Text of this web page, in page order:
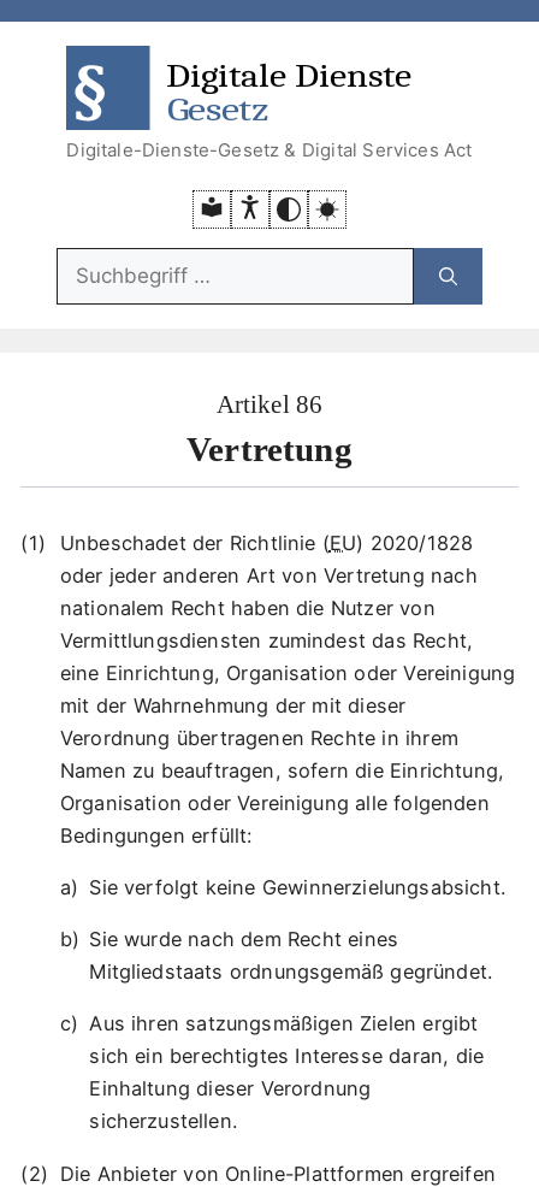
springen
springen
Digitale-Dienste-Gesetz & Digital Services Act
Suchfunktion:
Artikel 86
Vertretung
Unbeschadet der Richtlinie (EU) 2020/1828
oder jeder anderen Art von Vertretung nach
nationalem Recht haben die Nutzer von
Vermittlungsdiensten zumindest das Recht,
eine Einrichtung, Organisation oder Vereinigung
mit der Wahrnehmung der mit dieser
Verordnung übertragenen Rechte in ihrem
Namen zu beauftragen, sofern die Einrichtung,
Organisation oder Vereinigung alle folgenden
Bedingungen erfüllt:
Sie verfolgt keine Gewinnerzielungsabsicht.
Sie wurde nach dem Recht eines
Mitgliedstaats ordnungsgemäß gegründet.
Aus ihren satzungsmäßigen Zielen ergibt
sich ein berechtigtes Interesse daran, die
Einhaltung dieser Verordnung
sicherzustellen.
Die Anbieter von Online-Plattformen ergreifen